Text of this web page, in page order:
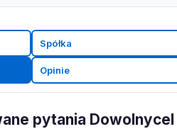
Spółka
Opinie
pytania Dowolnycel